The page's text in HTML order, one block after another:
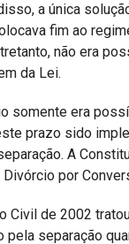
a única
fim ao
não era
da Lei.
somente era
prazo sido
A
por
Civil de 2002
pela separação